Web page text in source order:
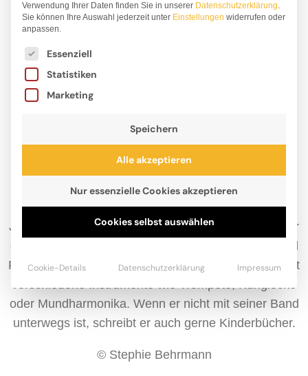
Jochen Vahle versteht Randale als seinen Beruf. Der
gebürtige Bielefelder schreibt für die Kinderrockband
Randale nicht nur Texte und Melodien, sondern spielt
verschiedene Instrumente wie Trompete, Kuhglocke
oder Mundharmonika. Wenn er nicht mit seiner Band
unterwegs ist, schreibt er auch gerne Kinderbücher.
© Stephie Behrmann
Verwendung Ihrer Daten finden Sie in unserer Datenschutzerklärung.
Sie können Ihre Auswahl jederzeit unter Einstellungen widerrufen oder
anpassen.
Es folgt eine Liste der Service-Gruppen, für die
Essenziell
Statistiken
Marketing
Speichern
Alle akzeptieren
Nur essenzielle Cookies akzeptieren
Cookies selbst auswählen
Cookie-Details Datenschutzerklärung Impressum